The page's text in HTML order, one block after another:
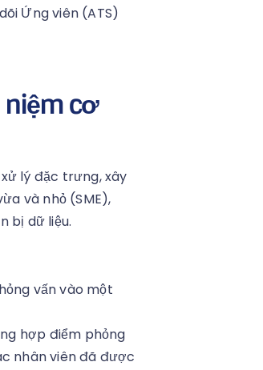
Ứng viên (ATS)
niệm cơ
lý đặc trưng, xây
và nhỏ (SME),
bị dữ liệu.
vấn vào một
hợp điểm phỏng
nhân viên đã được